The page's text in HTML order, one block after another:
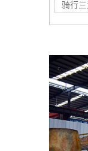
的恐龙
个有效
骑行